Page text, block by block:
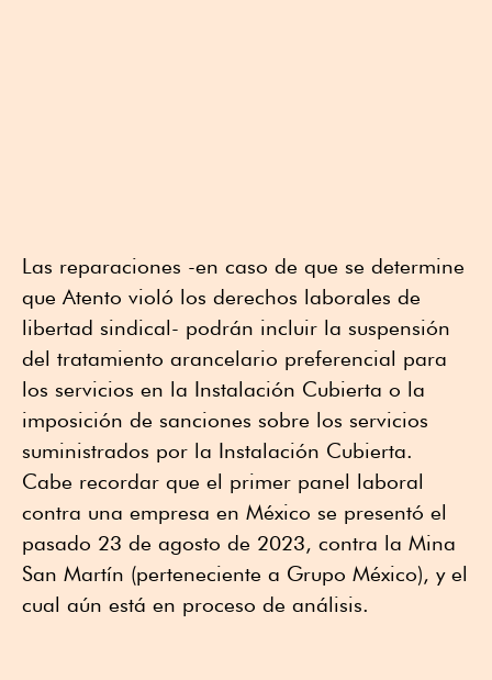
Las reparaciones -en caso de que se determine
que Atento violó los derechos laborales de
libertad sindical- podrán incluir la suspensión
del tratamiento arancelario preferencial para
los servicios en la Instalación Cubierta o la
imposición de sanciones sobre los servicios
suministrados por la Instalación Cubierta.
Cabe recordar que el primer panel laboral
contra una empresa en México se presentó el
pasado 23 de agosto de 2023, contra la Mina
San Martín (perteneciente a Grupo México), y el
cual aún está en proceso de análisis.